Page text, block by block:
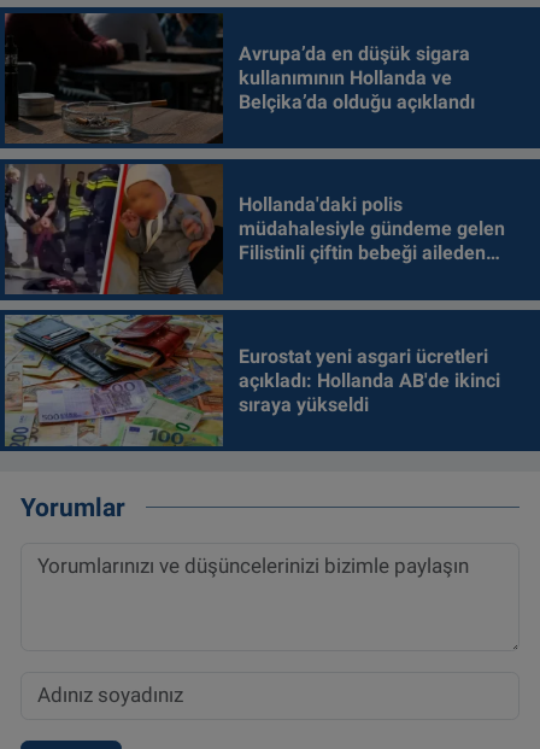
Avrupa’da en düşük sigara
kullanımının Hollanda ve
Belçika’da olduğu açıklandı
Hollanda'daki polis
müdahalesiyle gündeme gelen
Filistinli çiftin bebeği aileden
Eurostat yeni asgari ücretleri
açıkladı: Hollanda AB'de ikinci
sıraya yükseldi
Yorumlar